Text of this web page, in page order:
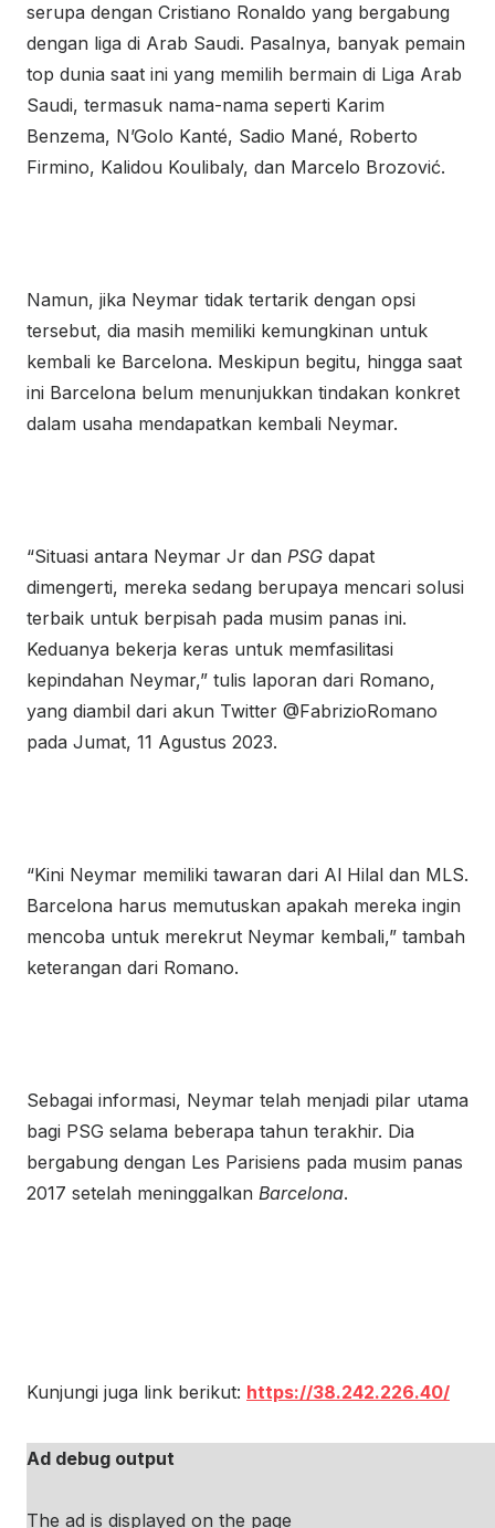
serupa dengan Cristiano Ronaldo yang bergabung
dengan liga di Arab Saudi. Pasalnya, banyak pemain
top dunia saat ini yang memilih bermain di Liga Arab
Saudi, termasuk nama-nama seperti Karim
Benzema, N’Golo Kanté, Sadio Mané, Roberto
Firmino, Kalidou Koulibaly, dan Marcelo Brozović.
Namun, jika Neymar tidak tertarik dengan opsi
tersebut, dia masih memiliki kemungkinan untuk
kembali ke Barcelona. Meskipun begitu, hingga saat
ini Barcelona belum menunjukkan tindakan konkret
dalam usaha mendapatkan kembali Neymar.
“Situasi antara Neymar Jr dan PSG dapat
dimengerti, mereka sedang berupaya mencari solusi
terbaik untuk berpisah pada musim panas ini.
Keduanya bekerja keras untuk memfasilitasi
kepindahan Neymar,” tulis laporan dari Romano,
yang diambil dari akun Twitter @FabrizioRomano
pada Jumat, 11 Agustus 2023.
“Kini Neymar memiliki tawaran dari Al Hilal dan MLS.
Barcelona harus memutuskan apakah mereka ingin
mencoba untuk merekrut Neymar kembali,” tambah
keterangan dari Romano.
Sebagai informasi, Neymar telah menjadi pilar utama
bagi PSG selama beberapa tahun terakhir. Dia
bergabung dengan Les Parisiens pada musim panas
2017 setelah meninggalkan Barcelona.
Kunjungi juga link berikut: https://38.242.226.40/
Ad debug output
The ad is displayed on the page